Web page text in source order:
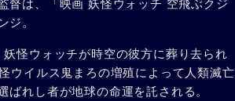
督は、「映画 妖怪ウォッチ 空飛ぶクジ
ジ。
怪ウォッチが時空の彼方に葬り去られ
ウイルス鬼まろの増殖によって人類滅亡
れし者が地球の命運を託される。